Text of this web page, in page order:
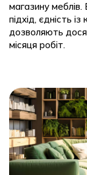
магазину меблів.
підхід, єдність
дозволяють
місяця робіт.